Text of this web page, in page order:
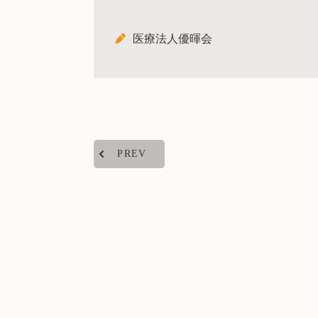
医療法人優暉会
PREV